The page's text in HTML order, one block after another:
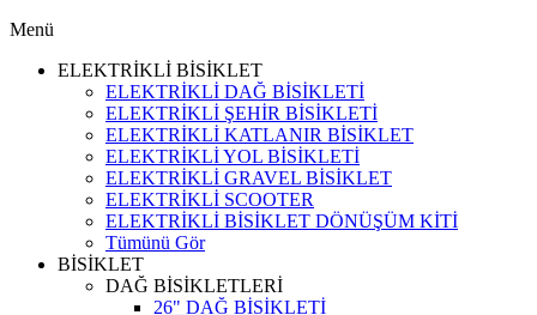
Menü
ELEKTRİKLİ BİSİKLET
ELEKTRİKLİ DAĞ BİSİKLETİ
ELEKTRİKLİ ŞEHİR BİSİKLETİ
ELEKTRİKLİ KATLANIR BİSİKLET
ELEKTRİKLİ YOL BİSİKLETİ
ELEKTRİKLİ GRAVEL BİSİKLET
ELEKTRİKLİ SCOOTER
ELEKTRİKLİ BİSİKLET DÖNÜŞÜM KİTİ
Tümünü Gör
BİSİKLET
DAĞ BİSİKLETLERİ
26" DAĞ BİSİKLETİ